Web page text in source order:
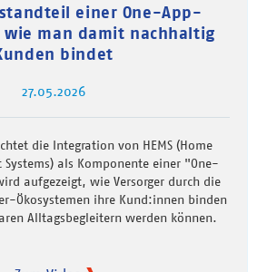
einer One-App-
wie man damit nachhaltig
bindet
27.05.2026
die Integration von HEMS (Home
Systems) als Komponente einer "One-
aufgezeigt, wie Versorger durch die
Ökosystemen ihre Kund:innen binden
Alltagsbegleitern werden können.